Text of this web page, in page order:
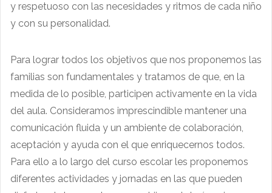
y respetuoso con las necesidades y ritmos de cada niño
y con su personalidad.
Para lograr todos los objetivos que nos proponemos las
familias son fundamentales y tratamos de que, en la
medida de lo posible, participen activamente en la vida
del aula. Consideramos imprescindible mantener una
comunicación fluida y un ambiente de colaboración,
aceptación y ayuda con el que enriquecernos todos.
Para ello a lo largo del curso escolar les proponemos
diferentes actividades y jornadas en las que pueden